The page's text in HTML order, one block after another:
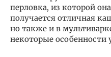
перловка, из которой
получается отличная
но также и в
некоторые особенности